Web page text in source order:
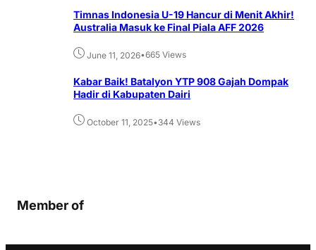
Timnas Indonesia U-19 Hancur di Menit Akhir!
Australia Masuk ke Final Piala AFF 2026
June 11, 2026•665 Views
Kabar Baik! Batalyon YTP 908 Gajah Dompak
Hadir di Kabupaten Dairi
October 11, 2025•344 Views
Member of